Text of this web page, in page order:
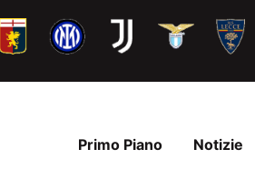
Primo Piano Notizie